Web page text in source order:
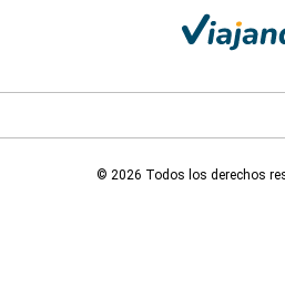
© 2026 Todos los derechos